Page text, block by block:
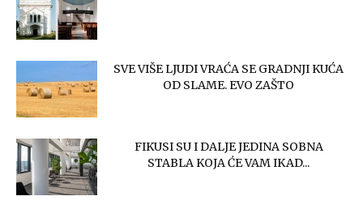
SVE VIŠE LJUDI VRAĆA SE GRADNJI KUĆA
OD SLAME. EVO ZAŠTO
FIKUSI SU I DALJE JEDINA SOBNA
STABLA KOJA ĆE VAM IKAD...